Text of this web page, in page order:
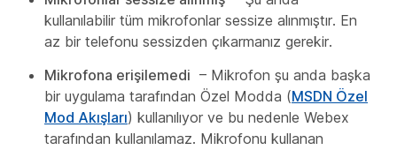
kullanılabilir tüm mikrofonlar sessize alınmıştır. En
az bir telefonu sessizden çıkarmanız gerekir.
Mikrofona erişilemedi – Mikrofon şu anda başka
bir uygulama tarafından Özel Modda (MSDN Özel
Mod Akışları) kullanılıyor ve bu nedenle Webex
tarafından kullanılamaz. Mikrofonu kullanan